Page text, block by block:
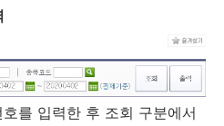
를 입력한 후 조회 구분에서